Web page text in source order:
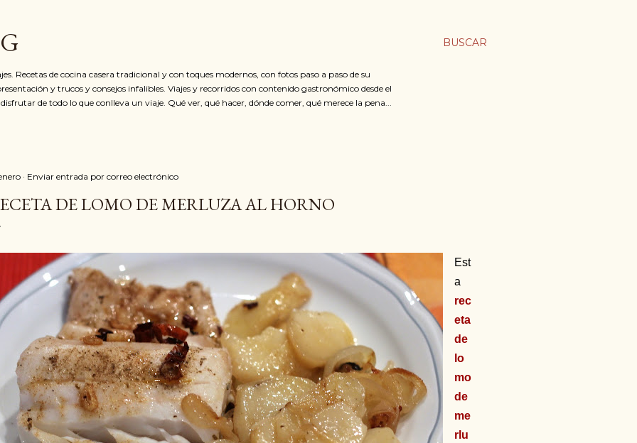
BUSCAR
Recetas de cocina casera tradicional y con toques modernos, con fotos paso a paso de su
y trucos y consejos infalibles. Viajes y recorridos con contenido gastronómico desde el
de todo lo que conlleva un viaje. Qué ver, qué hacer, dónde comer, qué merece la pena...
Enviar entrada por correo electrónico
DE LOMO DE MERLUZA AL HORNO
Est
a
rec
eta
de
lo
mo
de
me
rlu